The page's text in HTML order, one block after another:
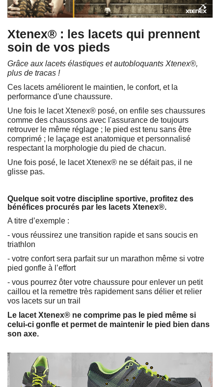
Xtenex® : les lacets qui prennent
soin de vos pieds
Grâce aux lacets élastiques et autobloquants Xtenex®,
plus de tracas !
Ces lacets améliorent le maintien, le confort, et la
performance d'une chaussure.
Une fois le lacet Xtenex® posé, on enfile ses chaussures
comme des chaussons avec l'assurance de toujours
retrouver le même réglage ; le pied est tenu sans être
comprimé ; le laçage est anatomique et personnalisé
respectant la morphologie du pied de chacun.
Une fois posé, le lacet Xtenex® ne se défait pas, il ne
glisse pas.
Quelque soit votre discipline sportive, profitez des
bénéfices procurés par les lacets Xtenex®.
A titre d’exemple :
- vous réussirez une transition rapide et sans soucis en
triathlon
- votre confort sera parfait sur un marathon même si votre
pied gonfle à l’effort
- vous pourrez ôter votre chaussure pour enlever un petit
caillou et la remettre très rapidement sans délier et relier
vos lacets sur un trail
Le lacet Xtenex® ne comprime pas le pied même si
celui-ci gonfle et permet de maintenir le pied bien dans
son axe.